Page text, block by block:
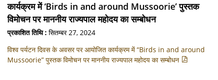
कार्यक्रम में ‘Birds in and around Mussoorie’ पुस्तक
विमोचन पर माननीय राज्यपाल महोदय का सम्बोधन
प्रकाशित तिथि : सितम्बर 27, 2024
विश्व पर्यटन दिवस के अवसर पर आयोजित कार्यक्रम में “Birds in and around
Mussoorie” पुस्तक विमोचन पर माननीय राज्यपाल महोदय का सम्बोधन